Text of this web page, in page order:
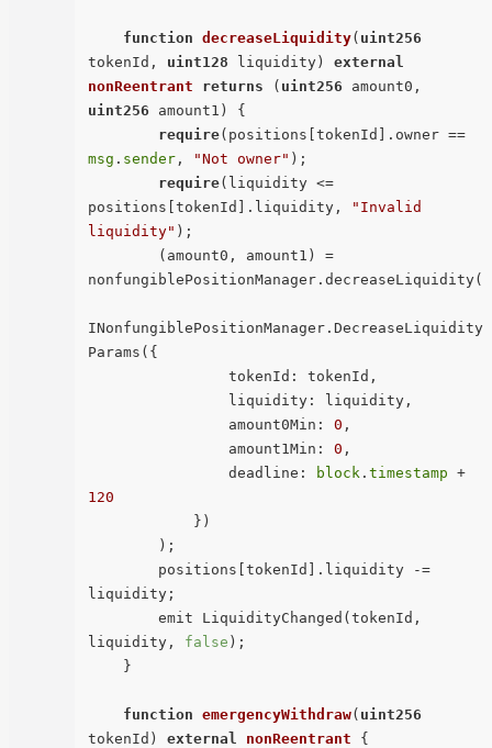
function decreaseLiquidity( uint256
tokenId, uint128 liquidity ) external
nonReentrant
returns ( uint256
uint256 amount1 ) {
require
msg . sender , "Not owner" );
require(liquidity <=
positions[tokenId].liquidity,
"Invalid
liquidity" );
nonfungiblePositionManager.decreaseLiquidity(
INonfungiblePositionManager.DecreaseLiquidity
Params({
                amount0Min:
0 ,
                amount1Min:
0 ,
                deadline:
block . timestamp
120
liquidity;
liquidity, false );
function emergencyWithdraw( uint256
tokenId ) external nonReentrant
{